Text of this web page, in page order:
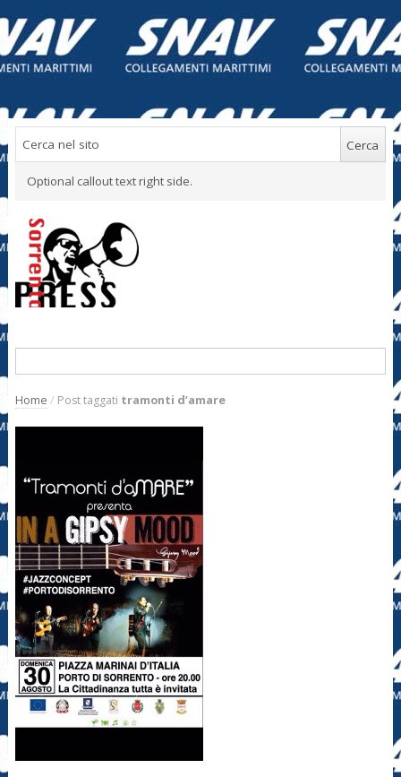
Optional callout text right side.
Home / Post taggati tramonti d’amare